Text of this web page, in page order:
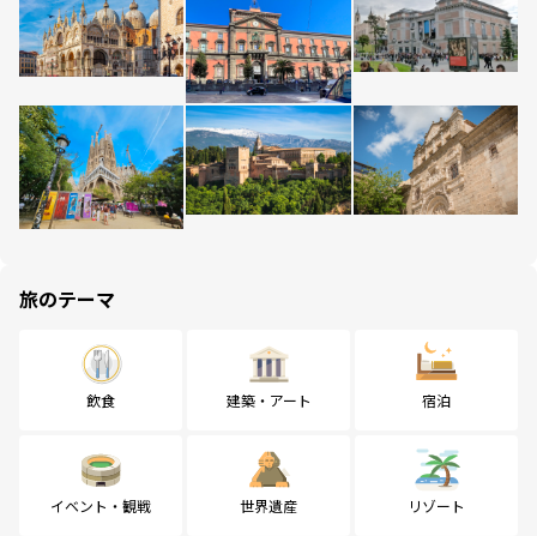
旅のテーマ
飲食 建築・アート 宿泊
イベント・観戦 世界遺産 リゾート